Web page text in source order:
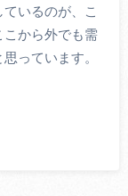
いるのが、こ
から外でも需
っています。